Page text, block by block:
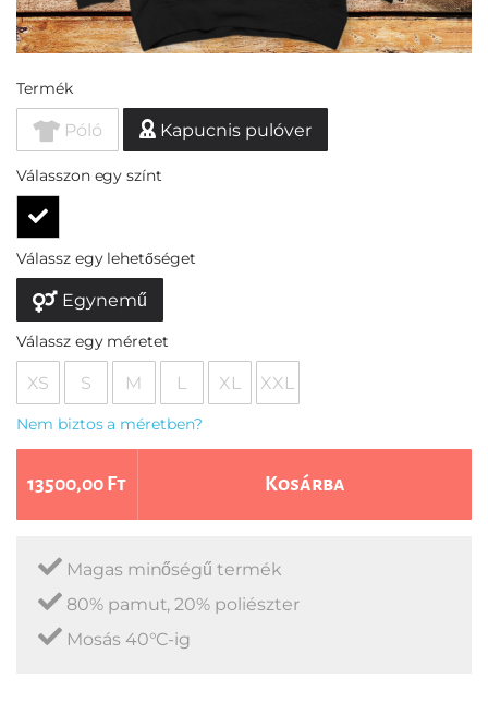
Termék
Póló Kapucnis pulóver
Válasszon egy színt
Válassz egy lehetőséget
Egynemű
Válassz egy méretet
XS S M L XL XXL
Nem biztos a méretben?
13500,00 Ft Kosárba
Magas minőségű termék
80% pamut, 20% poliészter
Mosás 40°C-ig